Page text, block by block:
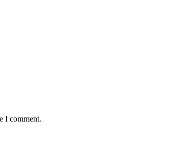
I comment.